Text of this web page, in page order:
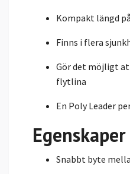
Kompakt längd
Finns i flera
Gör det möjligt
flytlina
En Poly Leader
Egenskaper
Snabbt byte